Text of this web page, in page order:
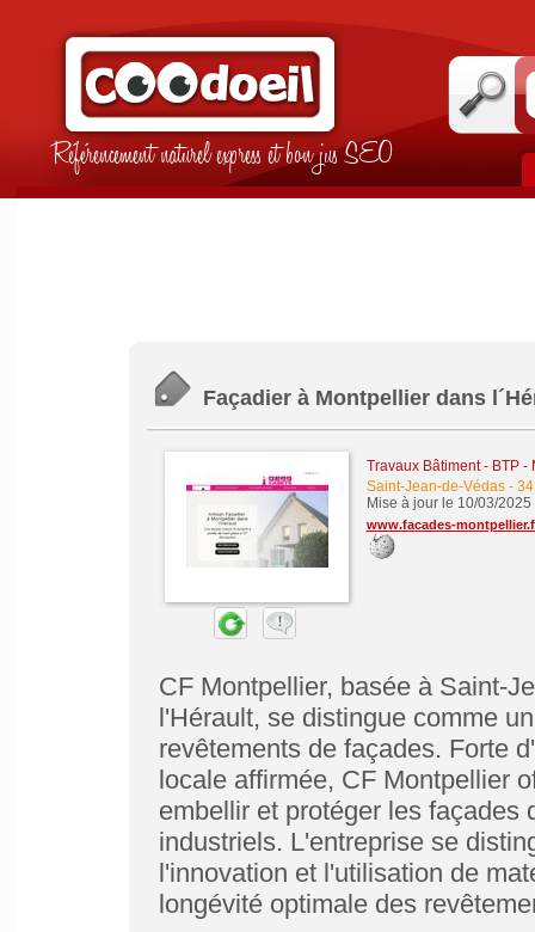
Référencement naturel express et bon jus SEO
Façadier à Montpellier dans
Travaux Bâtiment - BTP
Saint-Jean-de-Védas-
Mise à jour le 10/03/2025
www.facades-
CF Montpellier, basée à Saint-
l'Hérault, se distingue comme
revêtements de façades. Forte
locale affirmée, CF Montpellier
embellir et protéger les façades
industriels. L'entreprise se
l'innovation et l'utilisation de
longévité optimale des